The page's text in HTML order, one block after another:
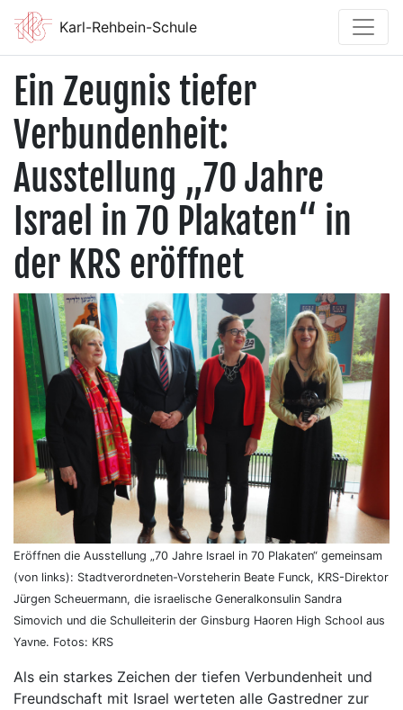
Karl-Rehbein-Schule
Ein Zeugnis tiefer
Verbundenheit:
Ausstellung „70 Jahre
Israel in 70 Plakaten“ in
der KRS eröffnet
Eröffnen die Ausstellung „70 Jahre Israel in 70 Plakaten“ gemeinsam
(von links): Stadtverordneten-Vorsteherin Beate Funck, KRS-Direktor
Jürgen Scheuermann, die israelische Generalkonsulin Sandra
Simovich und die Schulleiterin der Ginsburg Haoren High School aus
Yavne. Fotos: KRS
Als ein starkes Zeichen der tiefen Verbundenheit und
Freundschaft mit Israel werteten alle Gastredner zur